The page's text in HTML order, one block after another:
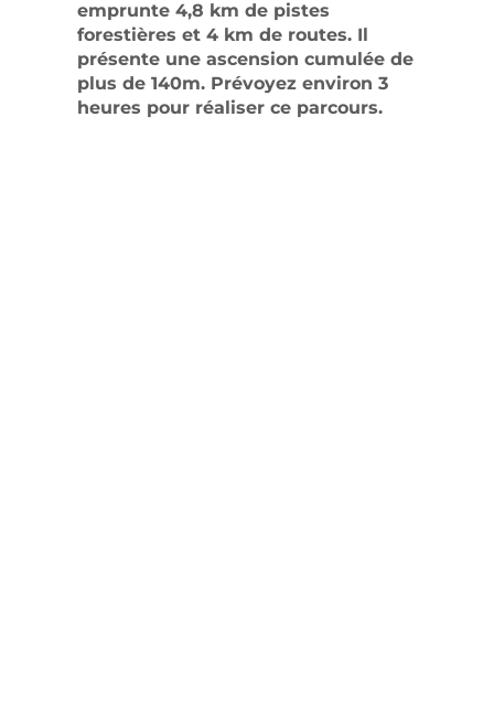
emprunte 4,8 km de pistes
forestières et 4 km de routes. Il
présente une ascension cumulée de
plus de 140m. Prévoyez environ 3
heures pour réaliser ce parcours.